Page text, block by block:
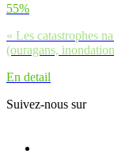
55%
« Les catastrophes
(ouragans,
En detail
Suivez-nous sur